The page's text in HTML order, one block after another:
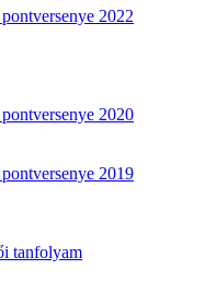
2022
2020
2019
tanfolyam